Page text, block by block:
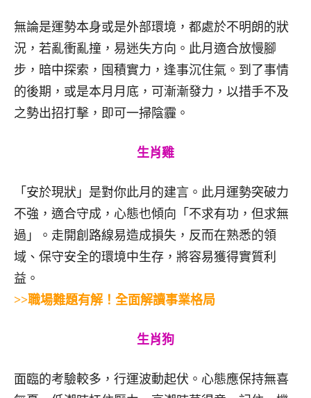
無論是運勢本身或是外部環境，都處於不明朗的狀
況，若亂衝亂撞，易迷失方向。此月適合放慢腳
步，暗中探索，囤積實力，逢事沉住氣。到了事情
的後期，或是本月月底，可漸漸發力，以措手不及
之勢出招打擊，即可一掃陰霾。
生肖雞
「安於現狀」是對你此月的建言。此月運勢突破力
不強，適合守成，心態也傾向「不求有功，但求無
過」。走開創路線易造成損失，反而在熟悉的領
域、保守安全的環境中生存，將容易獲得實質利
益。
>>職場難題有解！全面解讀事業格局
生肖狗
面臨的考驗較多，行運波動起伏。心態應保持無喜